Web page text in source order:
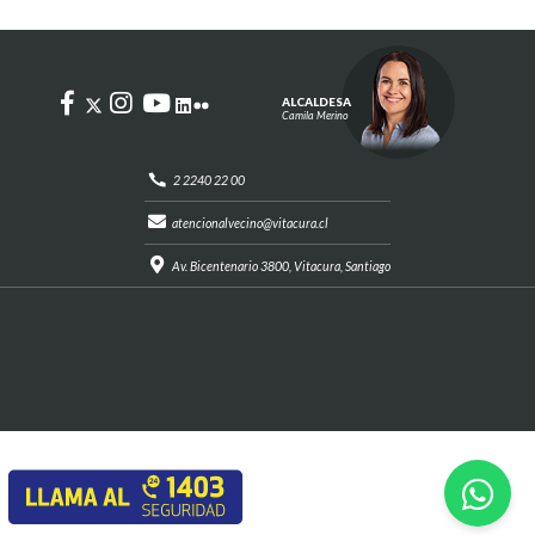
2 2240 22 00
atencionalvecino@vitacura.cl
Av. Bicentenario 3800, Vitacura, Santiago
ALCALDESA
Camila Merino